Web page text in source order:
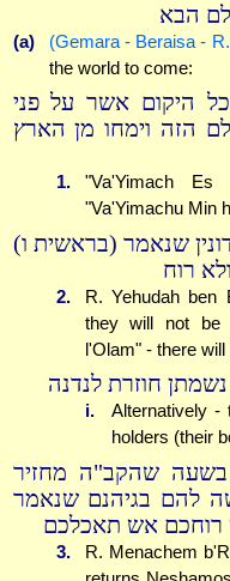
הבא
(a) (Gemara - Beraisa -
the world to come:
היקום אשר על פני
הזה וימחו מן הארץ
1.
"Va'Yimach
"Va'Yimachu Min
שנאמר (בראשית ו)
רוח
2.
R. Yehudah
they will not be
l'Olam" - there
חוזרת לנדנה
i.
Alternatively -
holders (their
בשעה שהקב"ה מחזיר
להם בגיהנם שנאמר
רוחכם אש תאכלכם
3.
R. Menachem